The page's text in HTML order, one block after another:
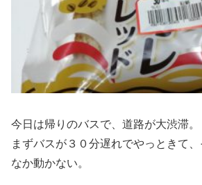
今日は帰りのバスで、道路が大渋滞。
まずバスが３０分遅れでやっときて
なか動かない。